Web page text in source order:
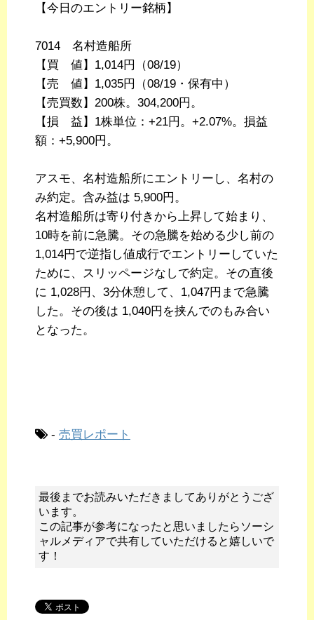
【今日のエントリー銘柄】
7014 名村造船所
【買 値】1,014円（08/19）
【売 値】1,035円（08/19・保有中）
【売買数】200株。304,200円。
【損 益】1株単位：+21円。+2.07%。損益
額：+5,900円。
アスモ、名村造船所にエントリーし、名村の
み約定。含み益は 5,900円。
名村造船所は寄り付きから上昇して始まり、
10時を前に急騰。その急騰を始める少し前の
1,014円で逆指し値成行でエントリーしていた
ために、スリッページなしで約定。その直後
に 1,028円、3分休憩して、1,047円まで急騰
した。その後は 1,040円を挟んでのもみ合い
となった。
- 売買レポート
最後までお読みいただきましてありがとうござ
います。
この記事が参考になったと思いましたらソーシ
ャルメディアで共有していただけると嬉しいで
す！